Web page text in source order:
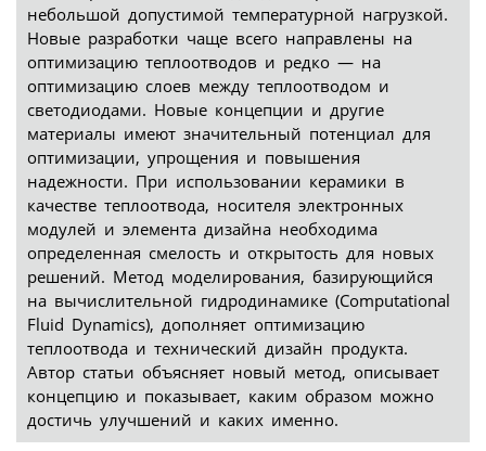
небольшой допустимой температурной нагрузкой.
Новые разработки чаще всего направлены на
оптимизацию теплоотводов и редко — на
оптимизацию слоев между теплоотводом и
светодиодами. Новые концепции и другие
материалы имеют значительный потенциал для
оптимизации, упрощения и повышения
надежности. При использовании керамики в
качестве теплоотвода, носителя электронных
модулей и элемента дизайна необходима
определенная смелость и открытость для новых
решений. Метод моделирования, базирующийся
на вычислительной гидродинамике (Computational
Fluid Dynamics), дополняет оптимизацию
теплоотвода и технический дизайн продукта.
Автор статьи объясняет новый метод, описывает
концепцию и показывает, каким образом можно
достичь улучшений и каких именно.